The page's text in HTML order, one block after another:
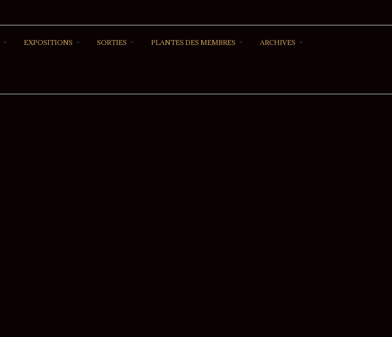
EXPOSITIONS SORTIES PLANTES DES MEMBRES ARCHIVES